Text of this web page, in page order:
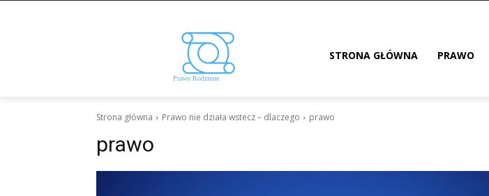
STRONA GŁÓWNA PRAWO
Strona główna Prawo nie działa wstecz – dlaczego prawo
prawo